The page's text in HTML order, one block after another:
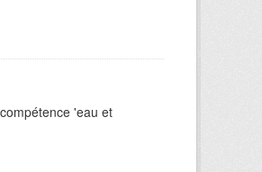
'eau et